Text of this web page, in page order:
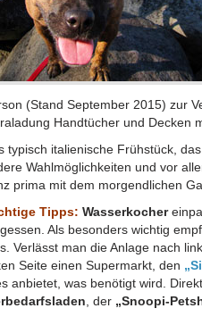
(Stand September 2015) zur
Handtücher und Decken
typisch italienische Frühstück,
Wahlmöglichkeiten und vor
prima mit dem morgendlichen
Tipps: Wasserkocher
Als besonders wichtig
Verlässt man die Anlage nach
Seite einen Supermarkt, den
anbietet, was benötigt wird.
, der „Snoopi-